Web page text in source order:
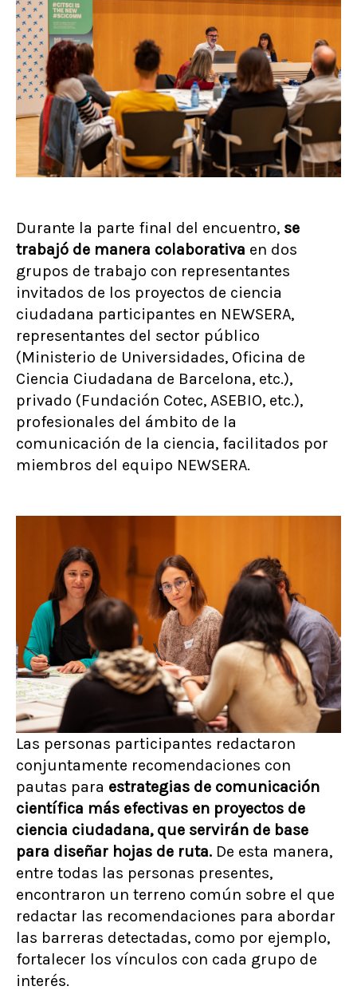
Durante la parte final del encuentro, se
trabajó de manera colaborativa en dos
grupos de trabajo con representantes
invitados de los proyectos de ciencia
ciudadana participantes en NEWSERA,
representantes del sector público
(Ministerio de Universidades, Oficina de
Ciencia Ciudadana de Barcelona, etc.),
privado (Fundación Cotec, ASEBIO, etc.),
profesionales del ámbito de la
comunicación de la ciencia, facilitados por
miembros del equipo NEWSERA.
Las personas participantes redactaron
conjuntamente recomendaciones con
pautas para estrategias de comunicación
científica más efectivas en proyectos de
ciencia ciudadana, que servirán de base
para diseñar hojas de ruta. De esta manera,
entre todas las personas presentes,
encontraron un terreno común sobre el que
redactar las recomendaciones para abordar
las barreras detectadas, como por ejemplo,
fortalecer los vínculos con cada grupo de
interés.